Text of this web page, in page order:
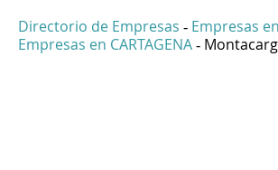
Directorio de Empresas - Empresas
Empresas en CARTAGENA -